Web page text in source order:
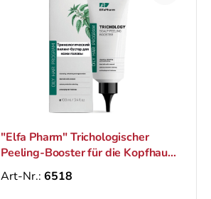
"Elfa Pharm" Trichologischer
Peeling-Booster für die Kopfhau
und fettiges Haar, mit
Brennnessel, 100 ml
Art-Nr.: 6518